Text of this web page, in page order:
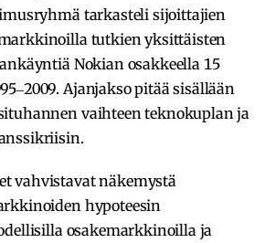
tarkasteli sijoittajien
tutkien yksittäisten
Nokian osakkeella 15
Ajanjakso pitää sisällään
vaihteen teknokuplan ja
vahvistavat näkemystä
hypoteesin
osakemarkkinoilla ja